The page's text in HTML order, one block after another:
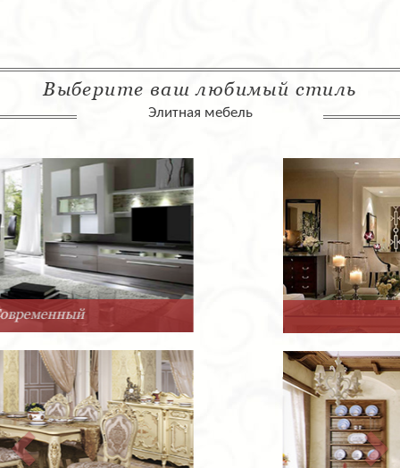
Выберите ваш любимый стиль
Элитная мебель